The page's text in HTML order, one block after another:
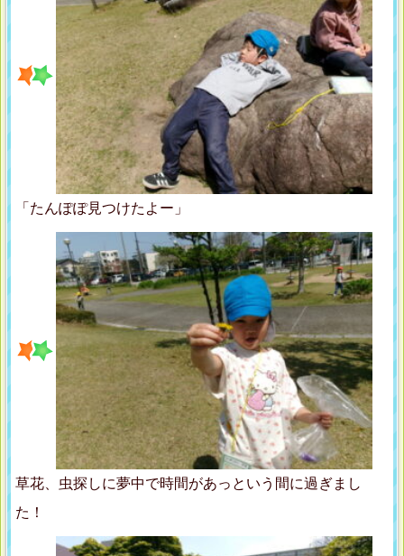
「たんぽぽ見つけたよー」
草花、虫探しに夢中で時間があっという間に過ぎまし
た！